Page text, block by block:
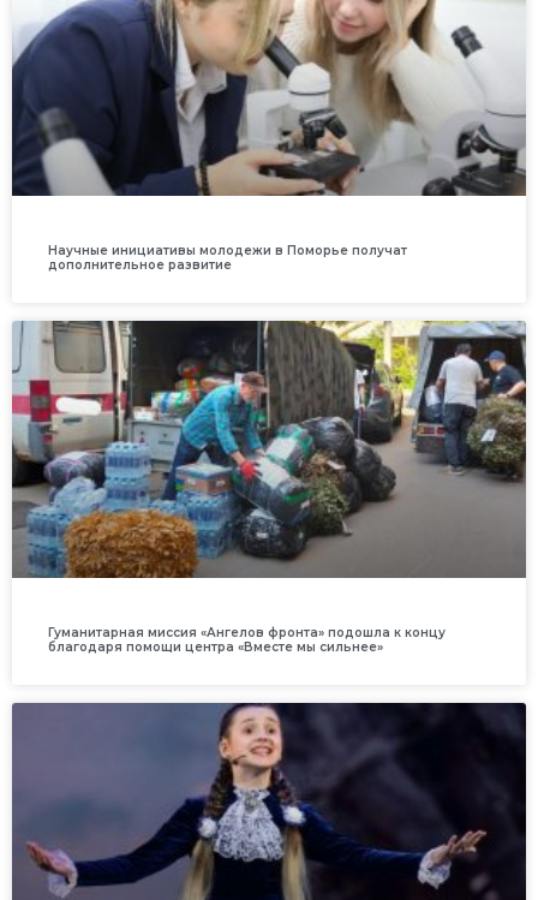
Научные инициативы молодежи в Поморье получат
дополнительное развитие
Гуманитарная миссия «Ангелов фронта» подошла к концу
благодаря помощи центра «Вместе мы сильнее»